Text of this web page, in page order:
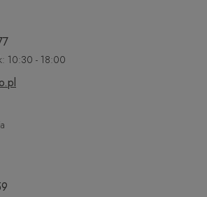
10:30 - 18:00